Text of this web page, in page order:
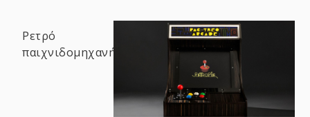
Ρετρό
παιχνιδομηχανή